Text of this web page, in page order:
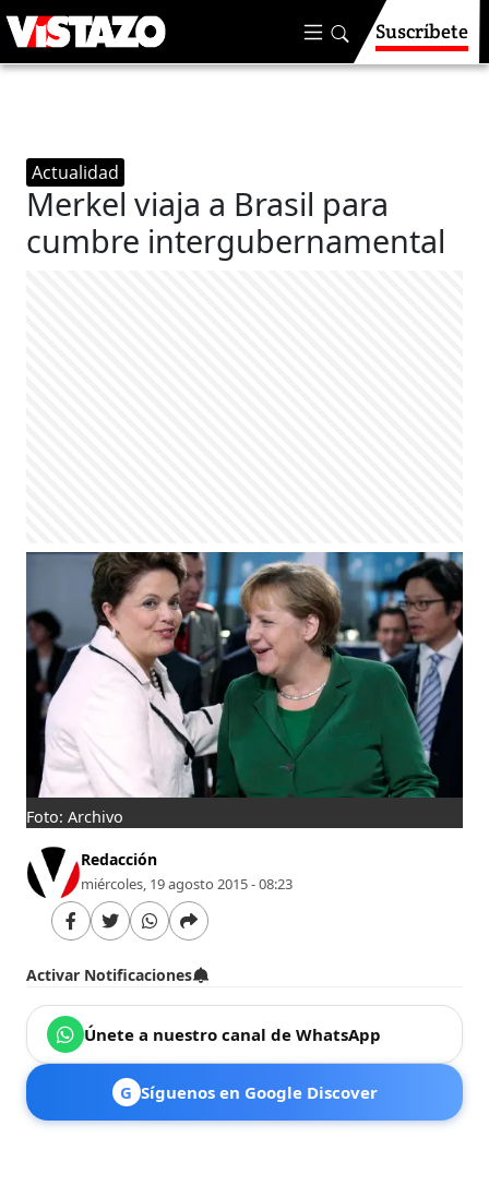
Suscríbete
Actualidad
Merkel viaja a Brasil para
cumbre intergubernamental
Foto: Archivo
Redacción
miércoles, 19 agosto 2015 - 08:23
Activar Notificaciones
Únete a nuestro canal de WhatsApp
G Síguenos en Google Discover